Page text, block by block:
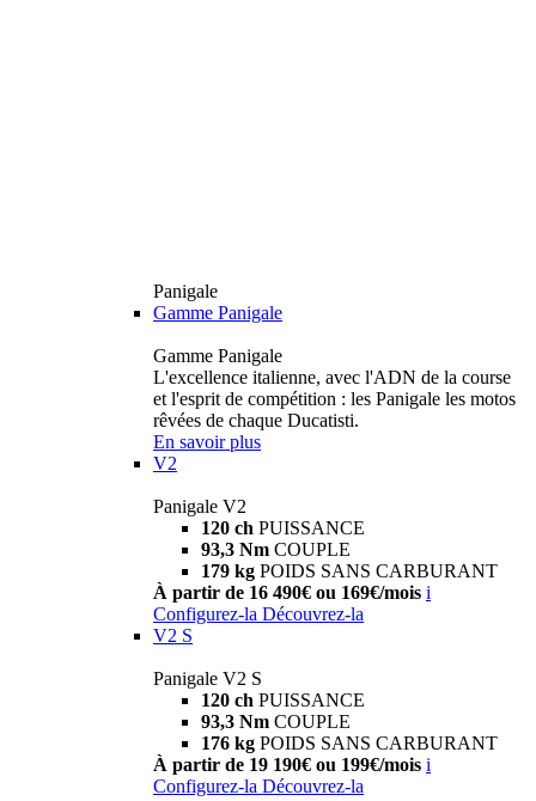
Panigale
Gamme Panigale
Gamme Panigale
L'excellence italienne, avec l'ADN de la course
et l'esprit de compétition : les Panigale les motos
rêvées de chaque Ducatisti.
En savoir plus
V2
Panigale V2
120 ch PUISSANCE
93,3 Nm COUPLE
179 kg POIDS SANS CARBURANT
À partir de 16 490€ ou 169€/mois i
Configurez-la Découvrez-la
V2 S
Panigale V2 S
120 ch PUISSANCE
93,3 Nm COUPLE
176 kg POIDS SANS CARBURANT
À partir de 19 190€ ou 199€/mois i
Configurez-la Découvrez-la